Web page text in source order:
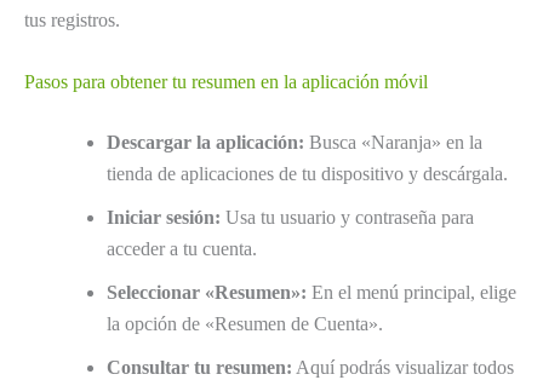
tus registros.
Pasos para obtener tu resumen en la aplicación móvil
Descargar la aplicación: Busca «Naranja» en la
tienda de aplicaciones de tu dispositivo y descárgala.
Iniciar sesión: Usa tu usuario y contraseña para
acceder a tu cuenta.
Seleccionar «Resumen»: En el menú principal, elige
la opción de «Resumen de Cuenta».
Consultar tu resumen: Aquí podrás visualizar todos